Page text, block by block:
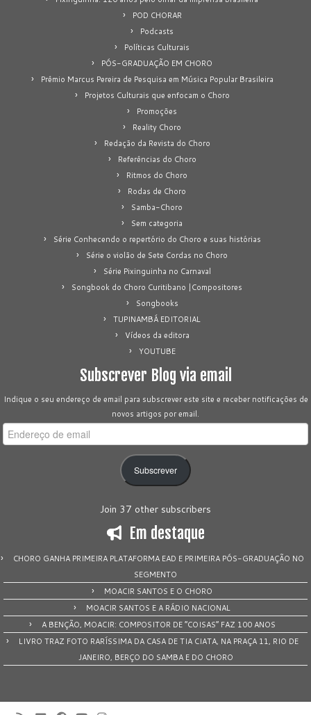
POD CHORAR
Podcasts
Políticas Culturais
PÓS-GRADUAÇÃO EM CHORO
Prêmio Marcus Pereira de Pesquisa em Música Popular Brasileira
Projetos Culturais que enfocam o Choro
Promoções
Reality Choro
Redação da Revista do Choro
Referências do Choro
Ritmos do Choro
Rodas de Choro
Samba-Choro
Sem categoria
Série Conhecendo o repertório do Choro e suas histórias
Série o violão de Sete Cordas no Choro
Série Pixinguinha no Carnaval
Songbook do Choro Curitibano |Compositores
Songbooks
TUPINAMBÁ EDITORIAL
Vídeos da editora
YOUTUBE
Subscrever Blog via email
Indique o seu endereço de email para subscrever este site e receber notificações de
novos artigos por email.
Endereço
de
Subscrever
Join 37 other subscribers
Em destaque
CHORO GANHA PRIMEIRA PLATAFORMA EAD E PRIMEIRA PÓS-GRADUAÇÃO NO
SEGMENTO
MOACIR SANTOS E O CHORO
MOACIR SANTOS E A RÁDIO NACIONAL
A BENÇÃO, MOACIR: COMPOSITOR DE “COISAS” FAZ 100 ANOS
LIVRO TRAZ FOTO RARÍSSIMA DA CASA DE TIA CIATA, NA PRAÇA 11, RIO DE
JANEIRO, BERÇO DO SAMBA E DO CHORO